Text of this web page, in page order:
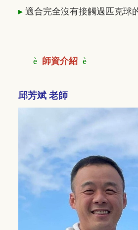
▸ 適合完全沒有接觸過匹克球
è 師資介紹 è
邱芳斌 老師